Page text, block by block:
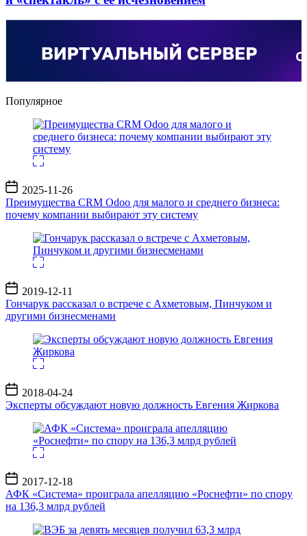
Популярное
Дата
записи
2025-11-26
Преимущества CRM Odoo для малого и среднего бизнеса:
почему компании выбирают эту систему
Дата
записи
2019-12-11
Гончарук рассказал о встрече с Ахметовым, Пинчуком и
другими бизнесменами
Дата
записи
2018-04-24
Эксперты обсуждают новую должность Евгения Жиркова
Дата
записи
2017-12-18
АФК «Система» проиграла апелляцию «Роснефти» по спору
на 136,3 млрд рублей